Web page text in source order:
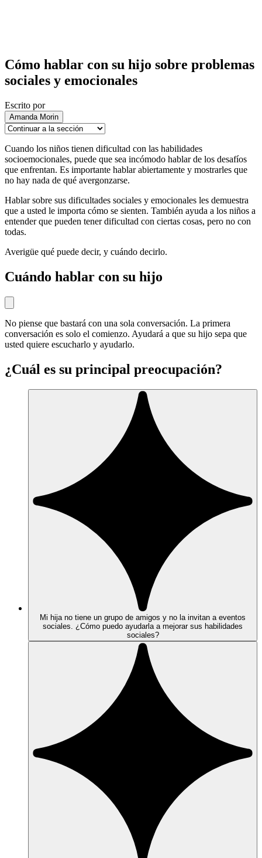
Cómo hablar con su hijo sobre problemas
sociales y emocionales
Escrito por
Amanda Morin
Cuando los niños tienen dificultad con las habilidades
socioemocionales, puede que sea incómodo hablar de los desafíos
que enfrentan. Es importante hablar abiertamente y mostrarles que
no hay nada de qué avergonzarse.
Hablar sobre sus dificultades sociales y emocionales les demuestra
que a usted le importa cómo se sienten. También ayuda a los niños a
entender que pueden tener dificultad con ciertas cosas, pero no con
todas.
Averigüe qué puede decir, y cuándo decirlo.
Cuándo hablar con su hijo
No piense que bastará con una sola conversación. La primera
conversación es solo el comienzo. Ayudará a que su hijo sepa que
usted quiere escucharlo y ayudarlo.
¿Cuál es su principal preocupación?
Mi hija no tiene un grupo de amigos y no la invitan a eventos
sociales. ¿Cómo puedo ayudarla a mejorar sus habilidades
sociales?